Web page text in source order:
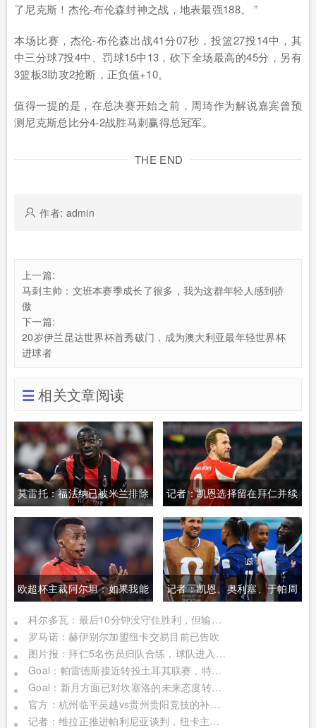
了尼克斯！杰伦-布伦森封神之战，地表最强188。 ​​​”
本场比赛，杰伦-布伦森出战41分07秒，投篮27投14中，其
中三分球7投4中、罚球15中13，砍下全场最高的45分，另有
3篮板3助攻2抢断，正负值+10。
值得一提的是，在总决赛开始之前，周琦作为解说嘉宾曾预
测尼克斯总比分4-2战胜马刺赢得总冠军。
THE END
作者: admin
上一篇:
马刺主帅：文班本赛季成长了很多，我为这群年轻人感到骄
傲
下一篇:
20岁伊兰昆达世界杯首秀破门，成为澳大利亚最年轻世界杯
进球者
相关文章阅读
莫雷托：福法纳已被米兰排除
在计划之外，他被列入离队名
单
记者：凯恩选择留在拜仁并续
约，预计在8月底/9月初敲定
欧超杯主裁阿尔坦：如果我能
够成功，那么任何人都可以
记者：凯恩、奥利塞、于帕周
末才归队，德超杯也最多替补
出场
科尔多瓦：最后10分钟没守住胜利，但输球并未让我们失去信心
罗马诺：赫伊别尔加盟纽卡交易目前已告吹
图片报：拜仁5名伤员归队合练，球队进入新赛季备战冲刺阶段
Goal：帕雷德斯接近转投土耳其联赛，特拉布宗体育希望引进他
Goal：新月方面已对坎塞洛的未来态度转强硬，巴萨转会受阻
官方：杭州临平吴越vs贵州贵阳竞技的补赛时间为8月11日19:30
记者：维拉正推进帕利尼亚谈判，纽卡主攻赫伊别尔